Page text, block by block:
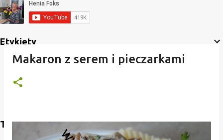
Etykiety
Translate
Makaron z serem i pieczarkami